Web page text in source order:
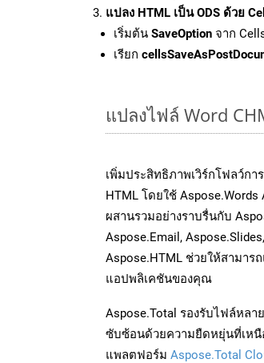
แปลง HTML เป็น ODS ด้วย
เริ่มต้น SaveOption จาก
เรียก
แปลงไฟล์ Word
เพิ่มประสิทธิภาพเวิร์กโฟลว์ก
HTML โดยใช้
ผสานรวมอย่างราบรื่นกับ
Aspose.Email,
Aspose.HTML ช่วยให้สามา
แอปพลิเคชันของคุณ
Aspose.Total รองรับไฟล์หล
ซับซ้อนด้วยความยืดหยุ่นที่เห
แพลตฟอร์ม Aspose.Total